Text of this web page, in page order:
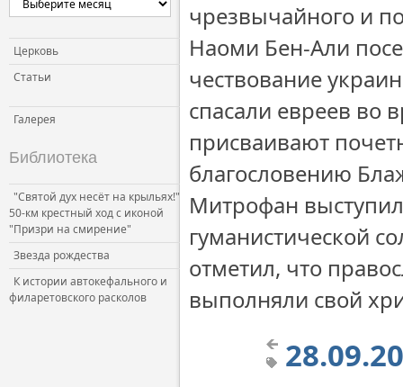
Церковь
Статьи
Галерея
Библиотека
"Святой дух несёт на крыльях!"
50-км крестный ход с иконой
"Призри на смирение"
Звезда рождества
К истории автокефального и
филаретовского расколов
чрезвычайного и
Наоми Бен-Али
чествование
спасали евреев во
присваивают
благословению
Митрофан
гуманистической
отметил, что
выполняли свой